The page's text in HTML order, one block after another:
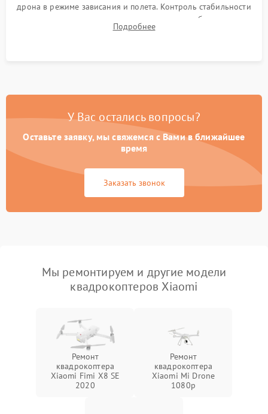
дрона в режиме зависания и полета. Контроль стабильности
удержания точки, качества передачи видео, работы системы
возврата домой (RTH) и дальности радиосвязи.
Подробнее
У Вас остались вопросы?
Оставьте заявку, мы свяжемся с Вами в ближайшее
время
Заказать звонок
Мы ремонтируем и другие модели
квадрокоптеров Xiaomi
Ремонт
квадрокоптера
Xiaomi Fimi X8 SE
2020
Ремонт
квадрокоптера
Xiaomi Mi Drone
1080p